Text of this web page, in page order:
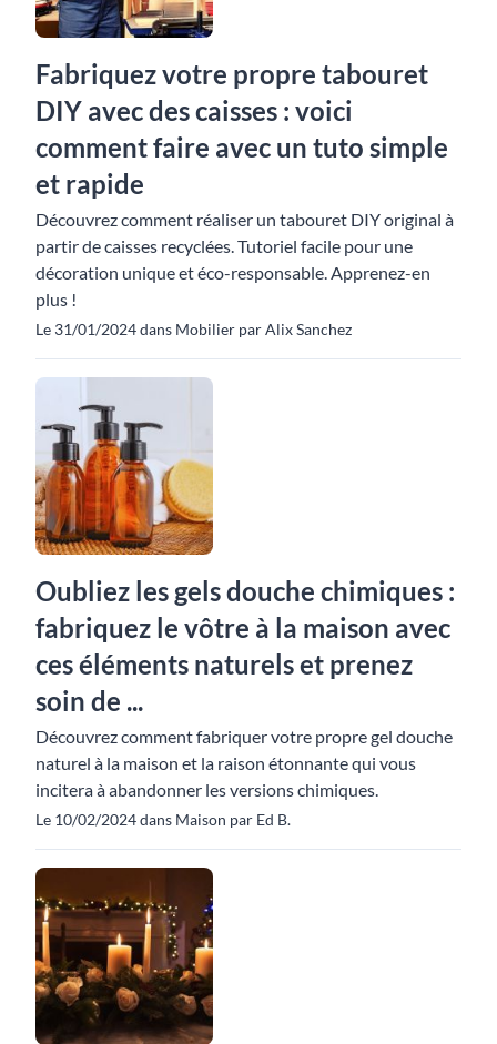
Fabriquez votre propre tabouret
DIY avec des caisses : voici
comment faire avec un tuto simple
et rapide
Découvrez comment réaliser un tabouret DIY original à
partir de caisses recyclées. Tutoriel facile pour une
décoration unique et éco-responsable. Apprenez-en
plus !
Le 31/01/2024 dans Mobilier par Alix Sanchez
Oubliez les gels douche chimiques :
fabriquez le vôtre à la maison avec
ces éléments naturels et prenez
soin de ...
Découvrez comment fabriquer votre propre gel douche
naturel à la maison et la raison étonnante qui vous
incitera à abandonner les versions chimiques.
Le 10/02/2024 dans Maison par Ed B.